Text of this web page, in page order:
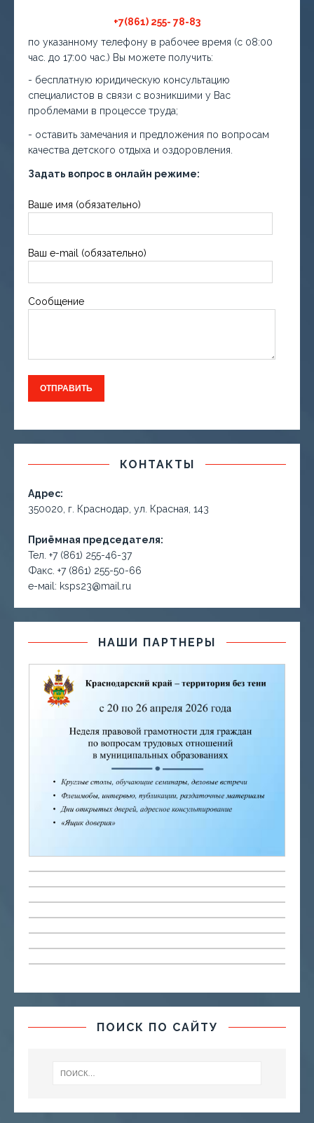
+7(861) 255- 78-83
по указанному телефону в рабочее время (с 08:00
час. до 17:00 час.) Вы можете получить:
- бесплатную юридическую консультацию
специалистов в связи с возникшими у Вас
проблемами в процессе труда;
- оставить замечания и предложения по вопросам
качества детского отдыха и оздоровления.
Задать вопрос в онлайн режиме:
Ваше имя (обязательно)
Ваш e-mail (обязательно)
Сообщение
КОНТАКТЫ
Адрес:
350020, г. Краснодар, ул. Красная, 143
Приёмная председателя:
Тел. +7 (861) 255-46-37
Факс. +7 (861) 255-50-66
е-маil: ksps23@mail.ru
НАШИ ПАРТНЕРЫ
ПОИСК ПО САЙТУ